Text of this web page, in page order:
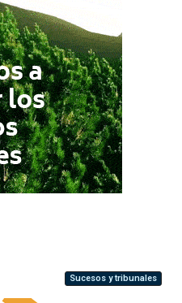
Sucesos y tribunales